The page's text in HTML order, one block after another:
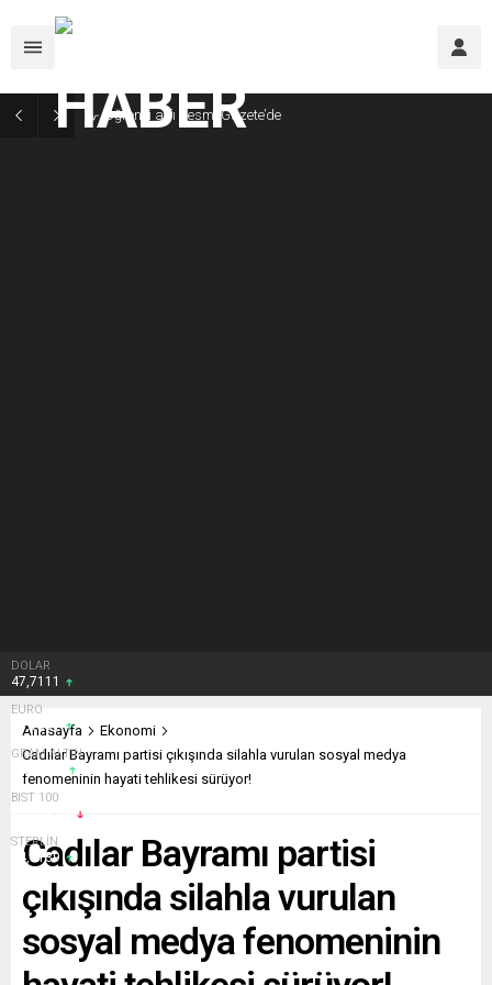
Öğrenci affı Resmi Gazete’de
DOLAR
47,7111
EURO
55,1881
GRAM ALTIN
6.660,55
BIST 100
STERLİN
64,4139
Anasayfa
Ekonomi
Cadılar Bayramı partisi çıkışında silahla vurulan sosyal medya
fenomeninin hayati tehlikesi sürüyor!
Cadılar Bayramı partisi
çıkışında silahla vurulan
sosyal medya fenomeninin